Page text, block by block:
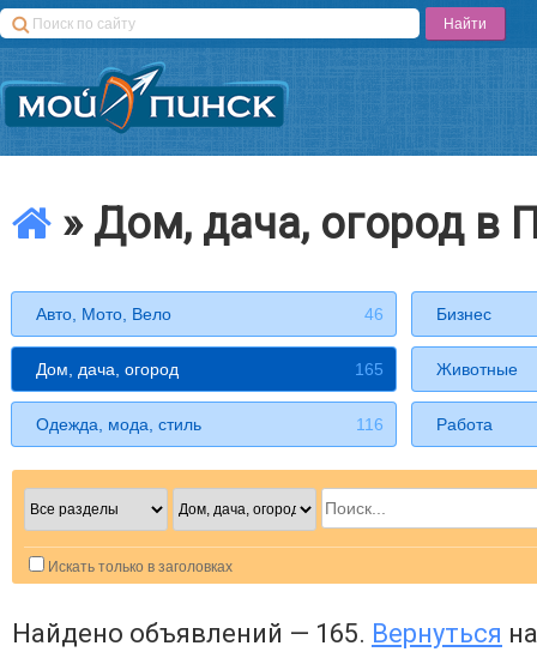
» Дом, дача, огород в
Авто, Мото, Вело 46 Бизнес
Дом, дача, огород 165 Животные
Одежда, мода, стиль 116 Работа
Искать только в заголовках
Найдено объявлений — 165. Вернуться